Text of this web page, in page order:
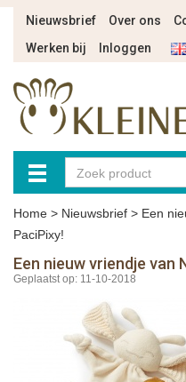
Nieuwsbrief Over ons
Werken bij
Inloggen
Home > Nieuwsbrief > Een
PaciPixy!
Een nieuw vriendje van
Geplaatst op: 11-10-2018